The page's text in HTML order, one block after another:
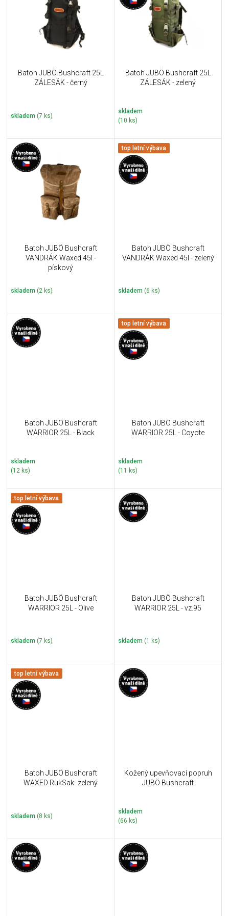
Batoh JUBÖ Bushcraft 25L
ZÁLESÁK - černý
skladem (7 ks)
Batoh JUBÖ Bushcraft 25L
ZÁLESÁK - zelený
skladem
(10 ks)
Batoh JUBÖ Bushcraft
VANDRÁK Waxed 45l -
pískový
skladem (2 ks)
top letní výbava
Batoh JUBÖ Bushcraft
VANDRÁK Waxed 45l - zelený
skladem (6 ks)
Batoh JUBÖ Bushcraft
WARRIOR 25L - Black
skladem
(12 ks)
top letní výbava
Batoh JUBÖ Bushcraft
WARRIOR 25L - Coyote
skladem
(11 ks)
top letní výbava
Batoh JUBÖ Bushcraft
WARRIOR 25L - Olive
skladem (7 ks)
Batoh JUBÖ Bushcraft
WARRIOR 25L - vz.95
skladem (1 ks)
top letní výbava
Batoh JUBÖ Bushcraft
WAXED RukSak- zelený
skladem (8 ks)
Kožený upevňovací popruh
JUBÖ Bushcraft
skladem
(66 ks)